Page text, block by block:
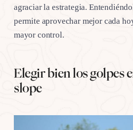
agraciar la estrategia.
permite aprovechar mejor cada
mayor control.
Elegir bien los golpes
slope